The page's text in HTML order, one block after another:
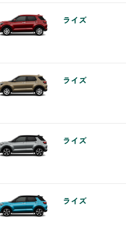
ライズ
ライズ
ライズ
ライズ